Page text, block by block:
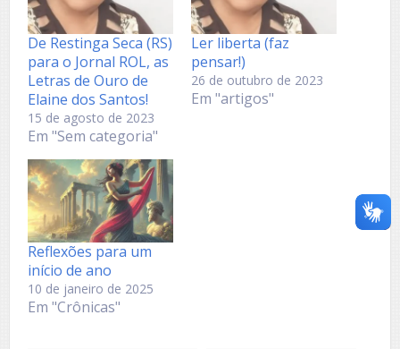
De Restinga Seca (RS)
para o Jornal ROL, as
Letras de Ouro de
Elaine dos Santos!
15 de agosto de 2023
Em "Sem categoria"
Ler liberta (faz
pensar!)
26 de outubro de 2023
Em "artigos"
Reflexões para um
início de ano
10 de janeiro de 2025
Em "Crônicas"